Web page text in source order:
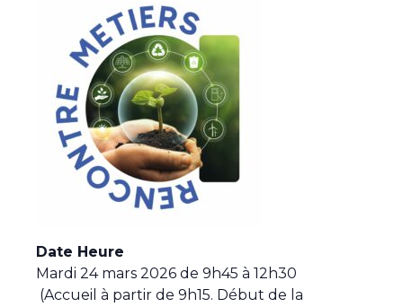
Date Heure
Mardi 24 mars 2026 de 9h45 à 12h30
(Accueil à partir de 9h15. Début de la